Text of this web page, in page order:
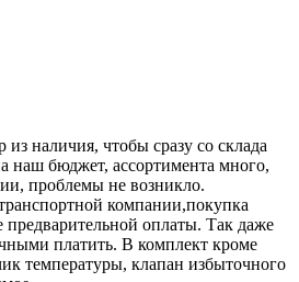
наличия, чтобы сразу со склада
наш бюджет, ассортимента много,
проблемы не возникло.
компании,покупка
предварительной оплаты. Так даже
платить. В комплект кроме
температуры, клапан избыточного